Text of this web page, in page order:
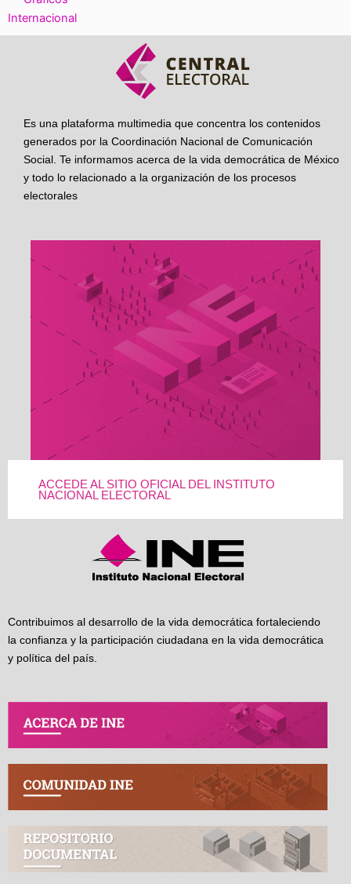
Internacional
Es una plataforma multimedia que concentra los contenidos
generados por la Coordinación Nacional de Comunicación
Social. Te informamos acerca de la vida democrática de México
y todo lo relacionado a la organización de los procesos
electorales
ACCEDE AL SITIO OFICIAL DEL INSTITUTO
NACIONAL ELECTORAL
Contribuimos al desarrollo de la vida democrática fortaleciendo
la confianza y la participación ciudadana en la vida democrática
y política del país.